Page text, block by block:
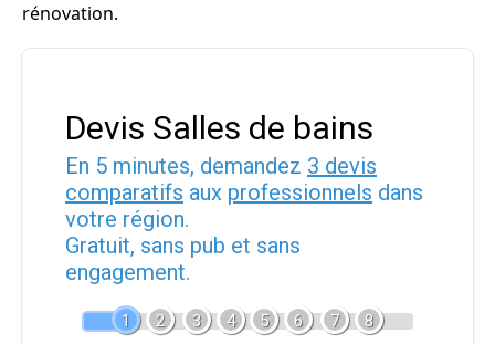
rénovation.
Devis Salles de bains
En 5 minutes, demandez 3 devis
comparatifs aux professionnels dans
votre région.
Gratuit, sans pub et sans
engagement.
1 2 3 4 5 6 7 8